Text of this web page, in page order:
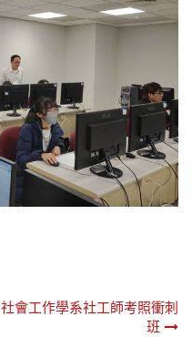
社會工作學系社工師考照衝刺
班